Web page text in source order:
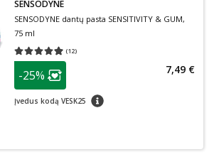
SENSODYNE
SENSODYNE dantų pasta SENSITIVITY & GUM,
75 ml
(12)
Vidutinis įvertinimas 4.92
patarimas
Lojalumo klubo narių nuolaida
-25%
Įvedus kodą VESK25 patarimas
7,49 €